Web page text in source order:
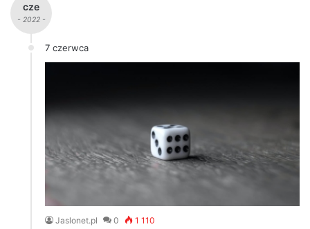
cze
- 2022 -
7 czerwca
Jaslonet.pl 0 1 110